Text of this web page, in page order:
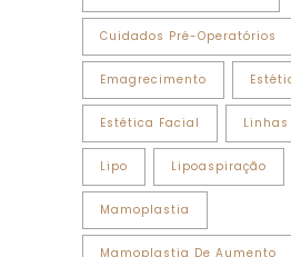
Cuidados Pré-Operatórios
Emagrecimento
Estética Facial Linhas
Lipo Lipoaspiração
Mamoplastia
Mamoplastia De Aumento